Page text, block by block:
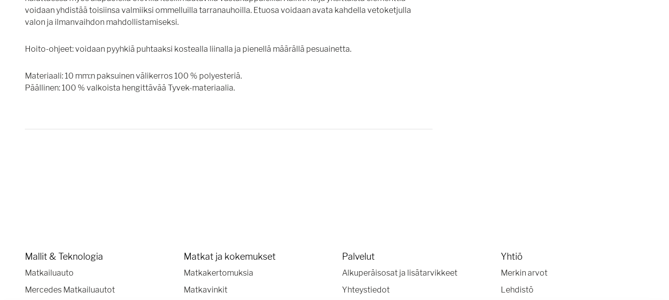
voidaan yhdistää toisiinsa valmiiksi ommelluilla tarranauhoilla. Etuosa voidaan avata kahdella vetoketjulla
valon ja ilmanvaihdon mahdollistamiseksi.
Hoito-ohjeet: voidaan pyyhkiä puhtaaksi kostealla liinalla ja pienellä määrällä pesuainetta.
Materiaali: 10 mm:n paksuinen välikerros 100 % polyesteriä.
Päällinen: 100 % valkoista hengittävää Tyvek-materiaalia.
Mallit & Teknologia
Matkailuauto
Mercedes Matkailuautot
Matkat ja kokemukset
Matkakertomuksia
Matkavinkit
Palvelut
Alkuperäisosat ja lisätarvikkeet
Yhteystiedot
Yhtiö
Merkin arvot
Lehdistö